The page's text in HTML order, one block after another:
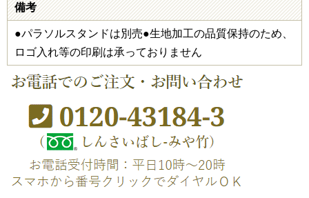
備考
●パラソルスタンドは別売●生地加工の品質保持のため、
ロゴ入れ等の印刷は承っておりません